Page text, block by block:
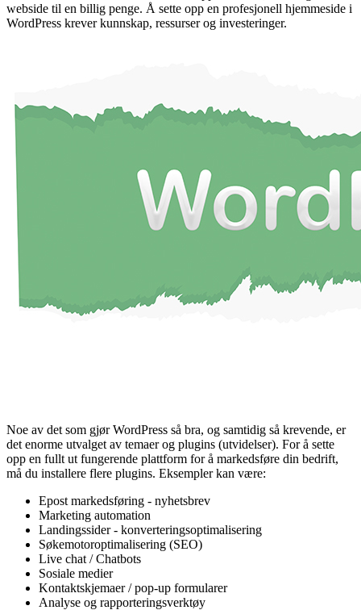
webside til en billig penge. Å sette opp en profesjonell hjemmeside i
WordPress krever kunnskap, ressurser og investeringer.
Noe av det som gjør WordPress så bra, og samtidig så krevende, er
det enorme utvalget av temaer og plugins (utvidelser). For å sette
opp en fullt ut fungerende plattform for å markedsføre din bedrift,
må du installere flere plugins. Eksempler kan være:
Epost markedsføring - nyhetsbrev
Marketing automation
Landingssider - konverteringsoptimalisering
Søkemotoroptimalisering (SEO)
Live chat / Chatbots
Sosiale medier
Kontaktskjemaer / pop-up formularer
Analyse og rapporteringsverktøy